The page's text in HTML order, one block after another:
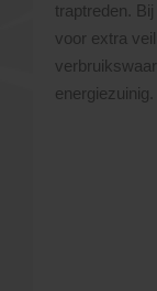
traptreden.
voor extra
energiezuinig.